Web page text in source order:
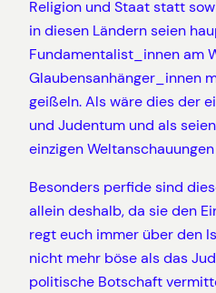
Religion und Staat statt
in diesen Ländern seien
Fundamentalist_innen am
Glaubensanhänger_innen
geißeln. Als wäre dies der
und Judentum und als
einzigen
Besonders perfide sind
allein deshalb, da sie den
regt euch immer über den
nicht mehr böse als das
politische Botschaft